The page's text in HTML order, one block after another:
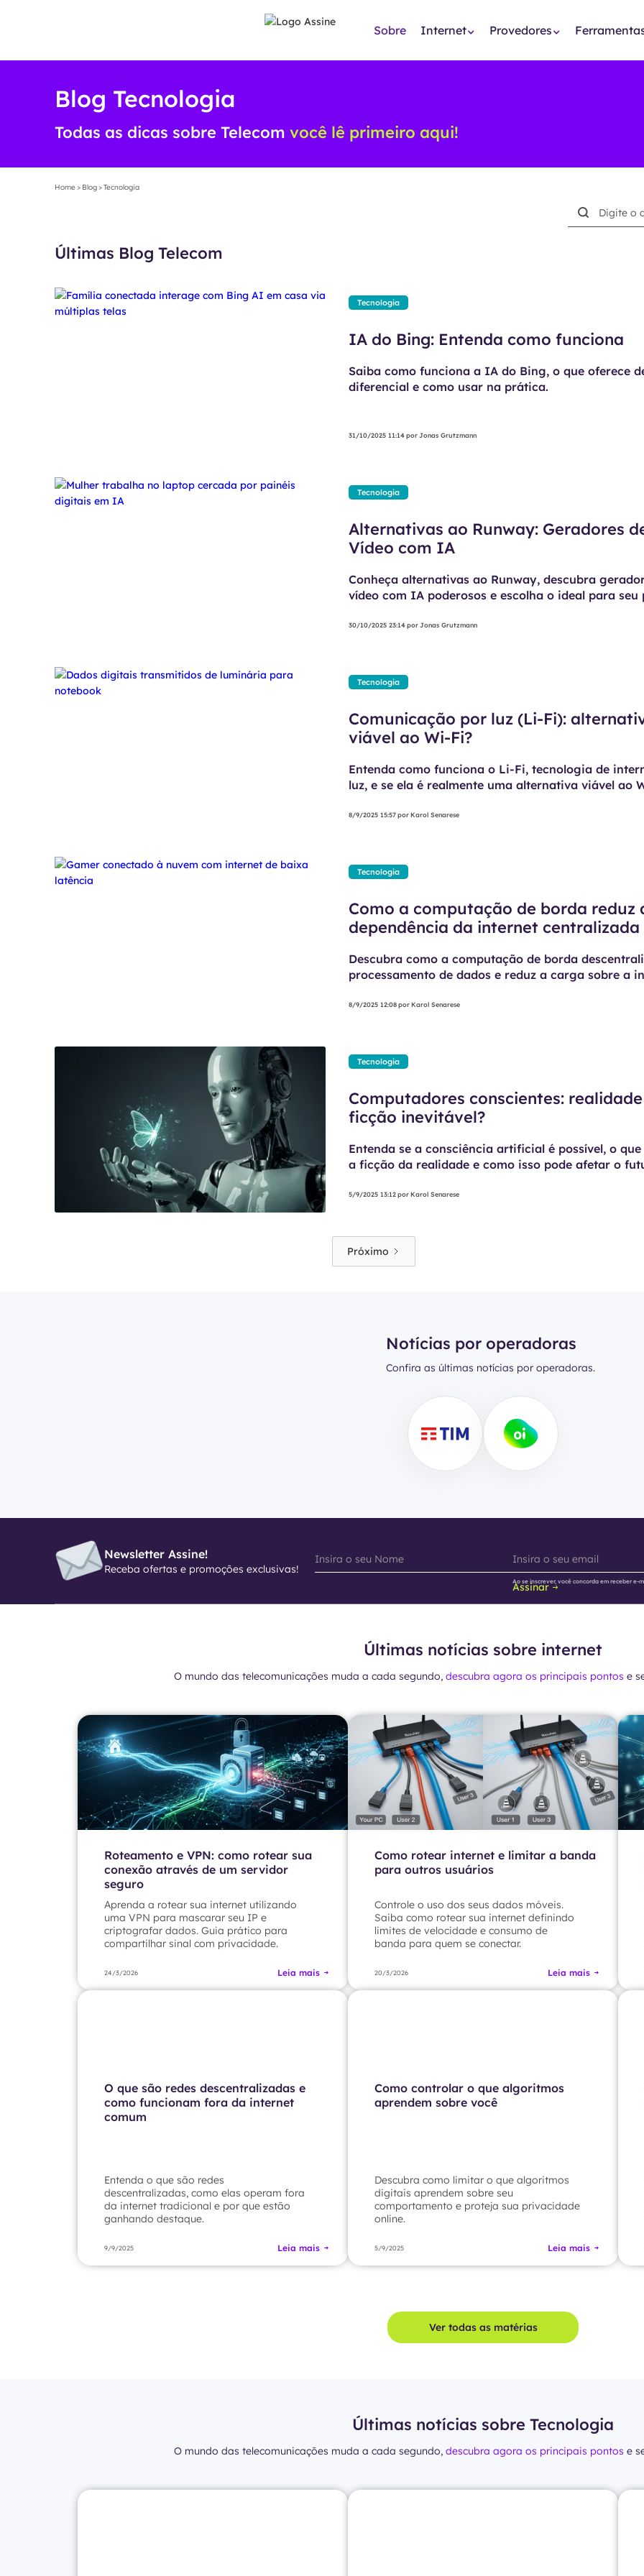
Sobre Internet Provedores
Blog Tecnologia
Todas as dicas sobre Telecom você lê primeiro aqui!
Buscar
Home> Blog>Tecnologia
Últimas Blog Telecom
Tecnologia
IA do Bing: Entenda como funciona
Saiba como funciona a IA do Bing, o que oferece
diferencial e como usar na prática.
31/10/2025 11:14porJonas Grutzmann
Tecnologia
Alternativas ao Runway: Geradores
Vídeo com IA
Conheça alternativas ao Runway, descubra
vídeo com IA poderosos e escolha o ideal para seu
30/10/2025 23:14porJonas Grutzmann
Tecnologia
Comunicação por luz (Li-Fi):
viável ao Wi-Fi?
Entenda como funciona o Li-Fi, tecnologia de
luz, e se ela é realmente uma alternativa viável ao
8/9/2025 15:57porKarol Senarese
Tecnologia
Como a computação de borda reduz
dependência da internet centralizada
Descubra como a computação de borda
processamento de dados e reduz a carga sobre a
8/9/2025 12:08porKarol Senarese
Tecnologia
Computadores conscientes:
ficção inevitável?
Entenda se a consciência artificial é possível, o
a ficção da realidade e como isso pode afetar o
5/9/2025 13:12porKarol Senarese
Próximo
Notícias por operadoras
Confira as últimas notícias por operadoras.
Newsletter Assine!
Receba ofertas e promoções exclusivas!
Assinar
Ao se inscrever, você concorda em receber e-
Últimas notícias sobre internet
O mundo das telecomunicações muda a cada segundo, descubra agora os principais pontos e
Roteamento e VPN: como rotear sua
conexão através de um servidor
seguro
Aprenda a rotear sua internet utilizando
uma VPN para mascarar seu IP e
criptografar dados. Guia prático para
compartilhar sinal com privacidade.
24/3/2026 Leia mais
Como rotear internet e limitar a banda
para outros usuários
Controle o uso dos seus dados móveis.
Saiba como rotear sua internet definindo
limites de velocidade e consumo de
banda para quem se conectar.
20/3/2026 Leia mais
O que são redes descentralizadas e
como funcionam fora da internet
comum
Entenda o que são redes
descentralizadas, como elas operam fora
da internet tradicional e por que estão
ganhando destaque.
9/9/2025 Leia mais
Como controlar o que algoritmos
aprendem sobre você
Descubra como limitar o que algoritmos
digitais aprendem sobre seu
comportamento e proteja sua privacidade
online.
5/9/2025 Leia mais
Ver todas as matérias
Últimas notícias sobre Tecnologia
O mundo das telecomunicações muda a cada segundo, descubra agora os principais pontos e